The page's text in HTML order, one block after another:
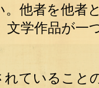
。他者を他者
文学作品が一
れていること